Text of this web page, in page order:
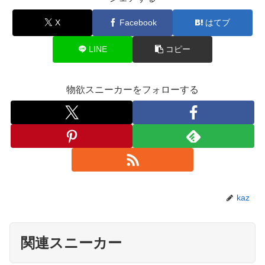
X Facebook はてブ
LINE コピー
物欲スニーカーをフォローする
kaz
関連スニーカー